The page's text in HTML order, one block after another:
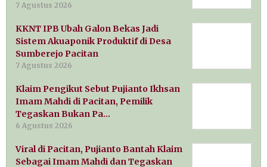
7 Agustus 2026
KKNT IPB Ubah Galon Bekas Jadi
Sistem Akuaponik Produktif di Desa
Sumberejo Pacitan
7 Agustus 2026
Klaim Pengikut Sebut Pujianto Ikhsan
Imam Mahdi di Pacitan, Pemilik
Tegaskan Bukan Pa…
6 Agustus 2026
Viral di Pacitan, Pujianto Bantah Klaim
Sebagai Imam Mahdi dan Tegaskan